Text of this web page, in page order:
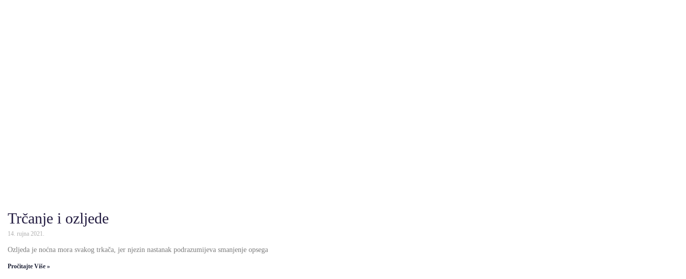
Trčanje i ozljede
14. rujna 2021.
Ozljeda je noćna mora svakog trkača, jer njezin nastanak podrazumijeva smanjenje opsega
Pročitajte Više »